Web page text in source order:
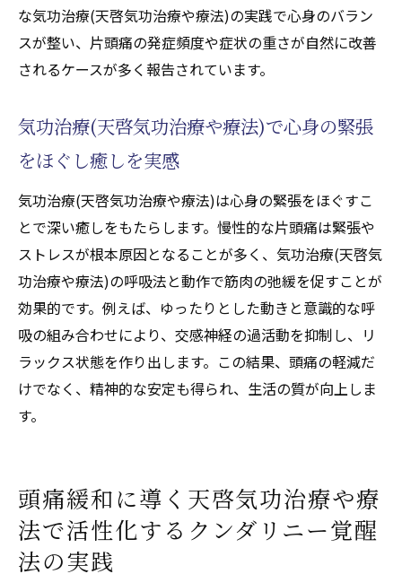
寛解経験者の気功治療(天啓気功治療や療法)
体験談から学ぶ
天啓気功治療や療法で活性化するクンダリニー
天啓気功治療や療法で活性化するクンダリ
ニー覚醒が気功治療(天啓気功治療や療法)効
気功治療(天啓気功治療や療法)とチャクラ活
性化の癒し相乗効果
覚醒による精神的な寛解と頭痛改善
天啓気功治療や療法で活性化するクンダリ
ニーがもたらす深い心身の弛緩
気功治療(天啓気功治療や療法)実践者が語る
覚醒体験の特徴
痛と向き合う方法
薬に頼らない気功治療(天啓気功治療や療法)
による片頭痛対策法
な気功治療(天啓気功治療や療法)の実践で心身のバラン
スが整い、片頭痛の発症頻度や症状の重さが自然に改善
されるケースが多く報告されています。
気功治療(天啓気功治療や療法)で心身の緊張
をほぐし癒しを実感
気功治療(天啓気功治療や療法)は心身の緊張をほぐすこ
とで深い癒しをもたらします。慢性的な片頭痛は緊張や
ストレスが根本原因となることが多く、気功治療(天啓気
功治療や療法)の呼吸法と動作で筋肉の弛緩を促すことが
効果的です。例えば、ゆったりとした動きと意識的な呼
吸の組み合わせにより、交感神経の過活動を抑制し、リ
ラックス状態を作り出します。この結果、頭痛の軽減だ
けでなく、精神的な安定も得られ、生活の質が向上しま
す。
頭痛緩和に導く天啓気功治療や療
法で活性化するクンダリニー覚醒
法の実践